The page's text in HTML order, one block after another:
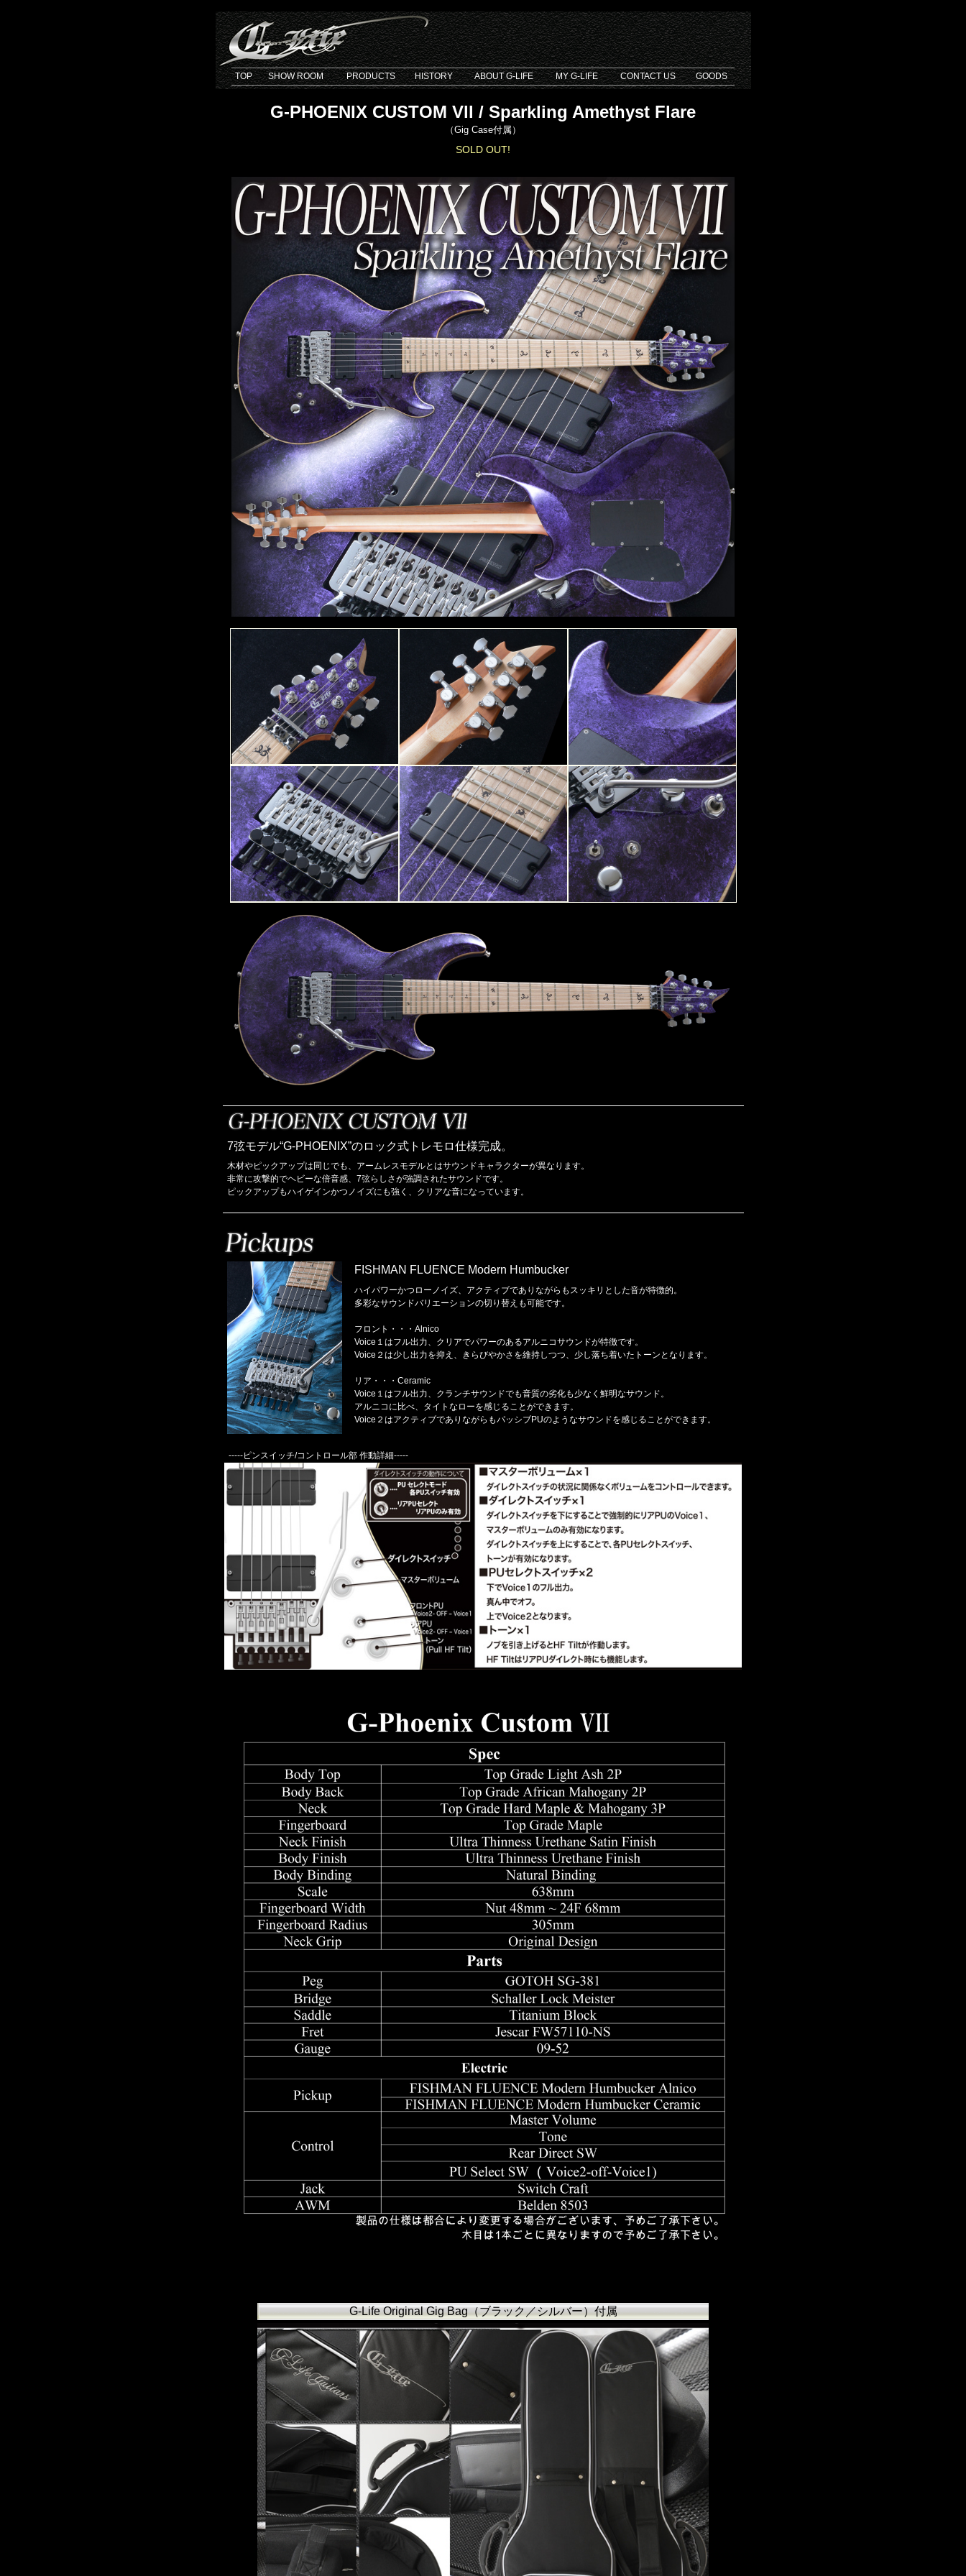
TOP SHOW ROOM PRODUCTS HISTORY ABOUT G-LIFE MY G-LIFE CONTACT US GOODS
G-PHOENIX CUSTOM Vll / Sparkling Amethyst Flare
（Gig Case付属）
SOLD OUT!
7弦モデル“G-PHOENIX”のロック式トレモロ仕様完成。
木材やピックアップは同じでも、アームレスモデルとはサウンドキャラクターが異なります。
非常に攻撃的でヘビーな倍音感、7弦らしさが強調されたサウンドです。
ピックアップもハイゲインかつノイズにも強く、クリアな音になっています。
FISHMAN FLUENCE Modern Humbucker
ハイパワーかつローノイズ、アクティブでありながらもスッキリとした音が特徴的。
多彩なサウンドバリエーションの切り替えも可能です。
フロント・・・Alnico
Voice１はフル出力、クリアでパワーのあるアルニコサウンドが特徴です。
Voice２は少し出力を抑え、きらびやかさを維持しつつ、少し落ち着いたトーンとなります。
リア・・・Ceramic
Voice１はフル出力、クランチサウンドでも音質の劣化も少なく鮮明なサウンド。
アルニコに比べ、タイトなローを感じることができます。
Voice２はアクティブでありながらもパッシブPUのようなサウンドを感じることができます。
-----ピンスイッチ/コントロール部 作動詳細-----
G-Life Original Gig Bag（ブラック／シルバー）付属